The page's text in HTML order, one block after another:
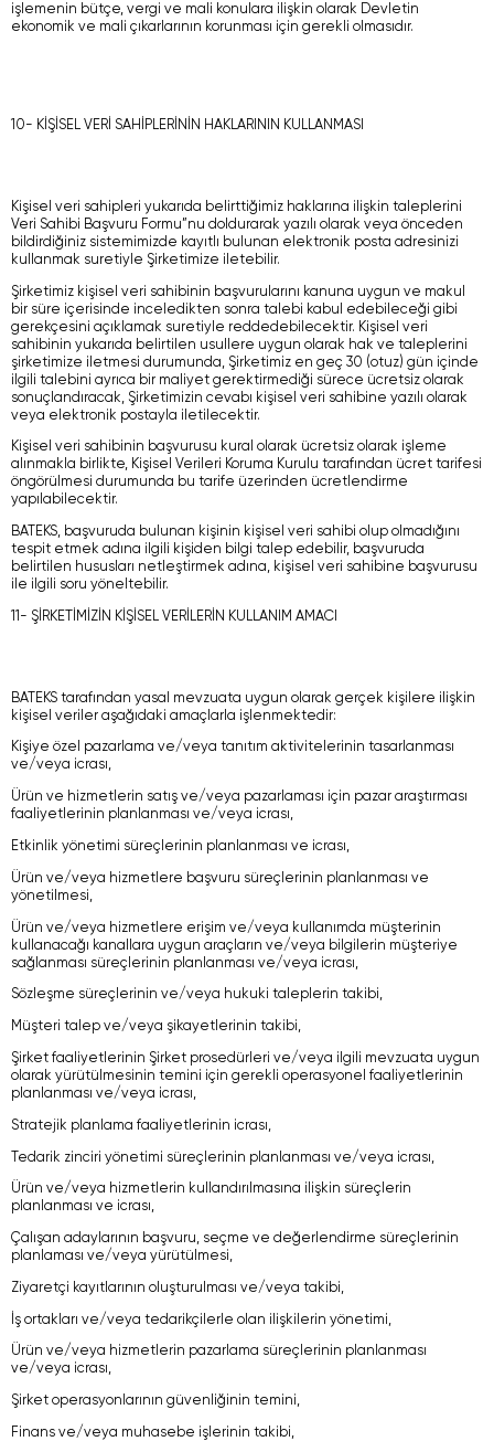
işlemenin bütçe, vergi ve mali konulara ilişkin olarak Devletin
ekonomik ve mali çıkarlarının korunması için gerekli olmasıdır.
10- KİŞİSEL VERİ SAHİPLERİNİN HAKLARININ KULLANMASI
Kişisel veri sahipleri yukarıda belirttiğimiz haklarına ilişkin taleplerini
Veri Sahibi Başvuru Formu”nu doldurarak yazılı olarak veya önceden
bildirdiğiniz sistemimizde kayıtlı bulunan elektronik posta adresinizi
kullanmak suretiyle Şirketimize iletebilir.
Şirketimiz kişisel veri sahibinin başvurularını kanuna uygun ve makul
bir süre içerisinde inceledikten sonra talebi kabul edebileceği gibi
gerekçesini açıklamak suretiyle reddedebilecektir. Kişisel veri
sahibinin yukarıda belirtilen usullere uygun olarak hak ve taleplerini
şirketimize iletmesi durumunda, Şirketimiz en geç 30 (otuz) gün içinde
ilgili talebini ayrıca bir maliyet gerektirmediği sürece ücretsiz olarak
sonuçlandıracak, Şirketimizin cevabı kişisel veri sahibine yazılı olarak
veya elektronik postayla iletilecektir.
Kişisel veri sahibinin başvurusu kural olarak ücretsiz olarak işleme
alınmakla birlikte, Kişisel Verileri Koruma Kurulu tarafından ücret tarifesi
öngörülmesi durumunda bu tarife üzerinden ücretlendirme
yapılabilecektir.
BATEKS, başvuruda bulunan kişinin kişisel veri sahibi olup olmadığını
tespit etmek adına ilgili kişiden bilgi talep edebilir, başvuruda
belirtilen hususları netleştirmek adına, kişisel veri sahibine başvurusu
ile ilgili soru yöneltebilir.
11- ŞİRKETİMİZİN KİŞİSEL VERİLERİN KULLANIM AMACI
BATEKS tarafından yasal mevzuata uygun olarak gerçek kişilere ilişkin
kişisel veriler aşağıdaki amaçlarla işlenmektedir:
Kişiye özel pazarlama ve/veya tanıtım aktivitelerinin tasarlanması
ve/veya icrası,
Ürün ve hizmetlerin satış ve/veya pazarlaması için pazar araştırması
faaliyetlerinin planlanması ve/veya icrası,
Etkinlik yönetimi süreçlerinin planlanması ve icrası,
Ürün ve/veya hizmetlere başvuru süreçlerinin planlanması ve
yönetilmesi,
Ürün ve/veya hizmetlere erişim ve/veya kullanımda müşterinin
kullanacağı kanallara uygun araçların ve/veya bilgilerin müşteriye
sağlanması süreçlerinin planlanması ve/veya icrası,
Sözleşme süreçlerinin ve/veya hukuki taleplerin takibi,
Müşteri talep ve/veya şikayetlerinin takibi,
Şirket faaliyetlerinin Şirket prosedürleri ve/veya ilgili mevzuata uygun
olarak yürütülmesinin temini için gerekli operasyonel faaliyetlerinin
planlanması ve/veya icrası,
Stratejik planlama faaliyetlerinin icrası,
Tedarik zinciri yönetimi süreçlerinin planlanması ve/veya icrası,
Ürün ve/veya hizmetlerin kullandırılmasına ilişkin süreçlerin
planlanması ve icrası,
Çalışan adaylarının başvuru, seçme ve değerlendirme süreçlerinin
planlaması ve/veya yürütülmesi,
Ziyaretçi kayıtlarının oluşturulması ve/veya takibi,
İş ortakları ve/veya tedarikçilerle olan ilişkilerin yönetimi,
Ürün ve/veya hizmetlerin pazarlama süreçlerinin planlanması
ve/veya icrası,
Şirket operasyonlarının güvenliğinin temini,
Finans ve/veya muhasebe işlerinin takibi,